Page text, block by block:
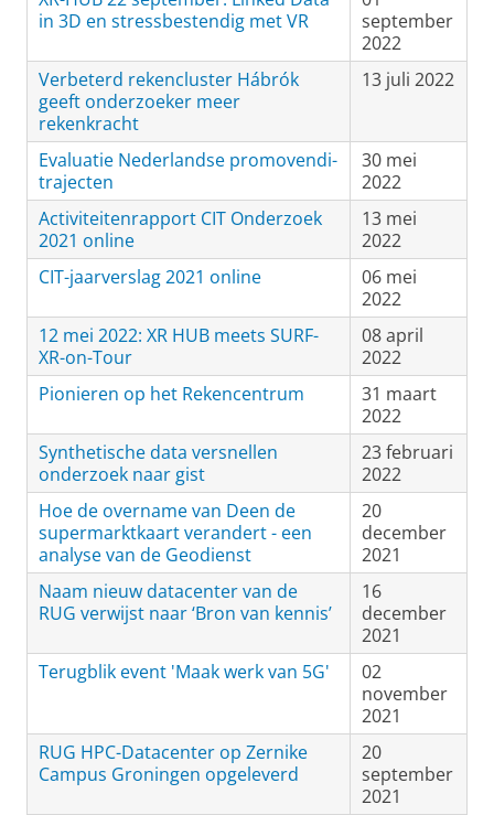
in 3D en stressbestendig met VR
september
2022
Verbeterd rekencluster Hábrók
geeft onderzoeker meer
rekenkracht
13 juli 2022
Evaluatie Nederlandse promovendi-
trajecten
30 mei
2022
Activiteitenrapport CIT Onderzoek
2021 online
13 mei
2022
CIT-jaarverslag 2021 online
06 mei
2022
12 mei 2022: XR HUB meets SURF-
XR-on-Tour
08 april
2022
Pionieren op het Rekencentrum
31 maart
2022
Synthetische data versnellen
onderzoek naar gist
23 februari
2022
Hoe de overname van Deen de
supermarktkaart verandert - een
analyse van de Geodienst
20
december
2021
Naam nieuw datacenter van de
RUG verwijst naar ‘Bron van kennis’
16
december
2021
Terugblik event 'Maak werk van 5G'
02
november
2021
RUG HPC-Datacenter op Zernike
Campus Groningen opgeleverd
20
september
2021